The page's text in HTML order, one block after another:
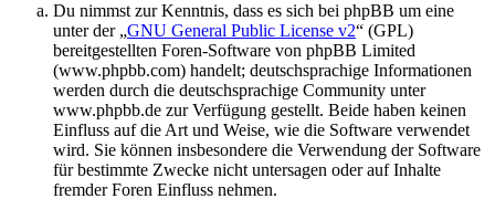
Du nimmst zur Kenntnis, dass es sich bei phpBB um eine
unter der „GNU General Public License v2“ (GPL)
bereitgestellten Foren-Software von phpBB Limited
(www.phpbb.com) handelt; deutschsprachige Informationen
werden durch die deutschsprachige Community unter
www.phpbb.de zur Verfügung gestellt. Beide haben keinen
Einfluss auf die Art und Weise, wie die Software verwendet
wird. Sie können insbesondere die Verwendung der Software
für bestimmte Zwecke nicht untersagen oder auf Inhalte
fremder Foren Einfluss nehmen.